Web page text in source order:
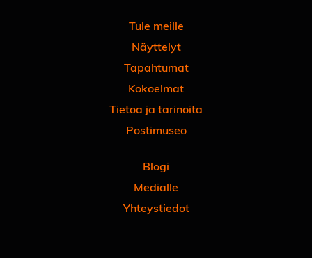
Tule meille
Näyttelyt
Tapahtumat
Kokoelmat
Tietoa ja tarinoita
Postimuseo
Blogi
Medialle
Yhteystiedot